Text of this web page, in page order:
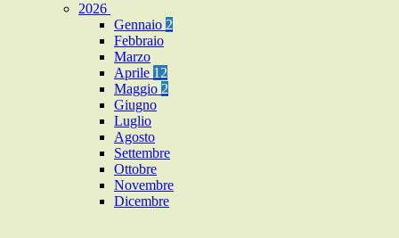
2026
Gennaio 2
Febbraio
Marzo
Aprile 12
Maggio 2
Giugno
Luglio
Agosto
Settembre
Ottobre
Novembre
Dicembre